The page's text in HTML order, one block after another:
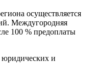
осуществляется
Междугородняя
100 % предоплаты
юридических и